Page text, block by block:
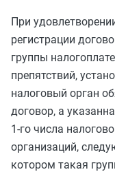
При
регистрации
группы
препятствий,
налоговый орган
договор, а
1-го числа
организаций,
котором такая